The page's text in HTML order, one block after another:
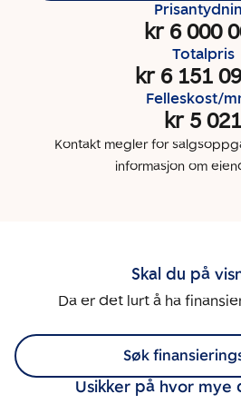
kr 6 000
Totalpris
kr 6 151
Felleskost/
kr 5 021
Kontakt megler for
informasjon om
Skal du på
Da er det lurt å ha
Søk
Usikker på hvor mye